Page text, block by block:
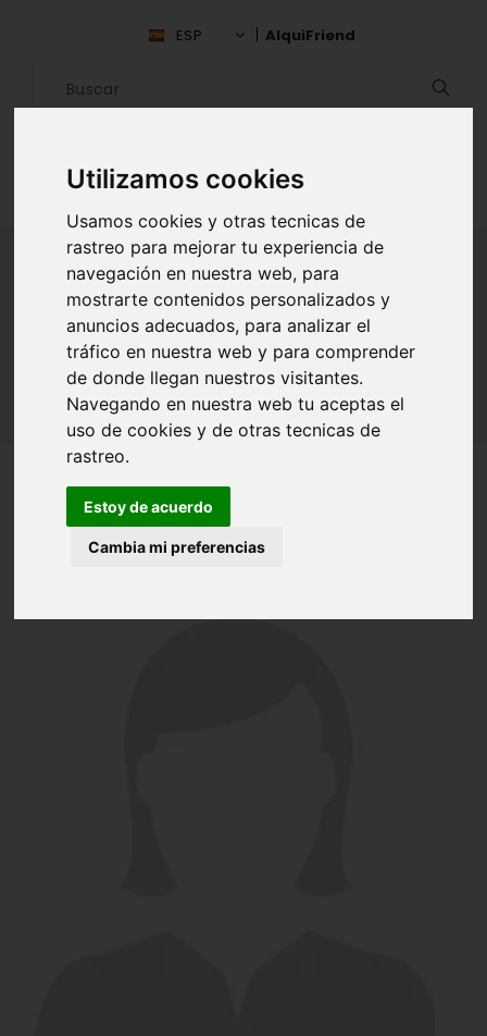
Utilizamos cookies
Usamos cookies y otras tecnicas de
rastreo para mejorar tu experiencia de
navegación en nuestra web, para
mostrarte contenidos personalizados y
anuncios adecuados, para analizar el
tráfico en nuestra web y para comprender
de donde llegan nuestros visitantes.
Navegando en nuestra web tu aceptas el
uso de cookies y de otras tecnicas de
rastreo.
Estoy de acuerdo
Cambia mi preferencias
ESP AlquiFriend
ALQUILAR AMIGO
Inicio Amigos Cartago Cindy Zuniga Romero